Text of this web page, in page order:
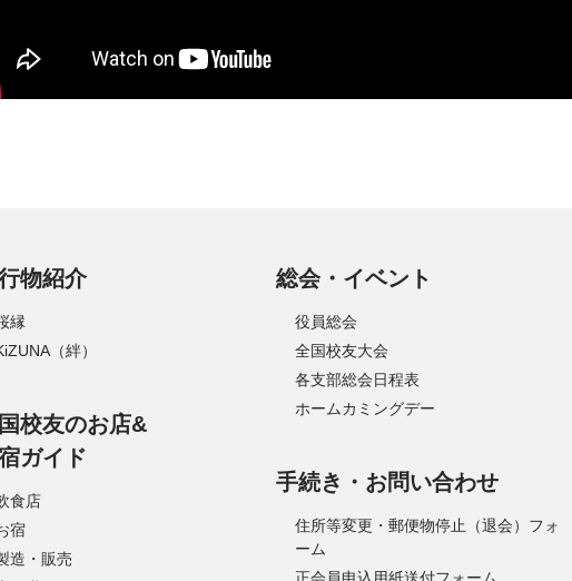
物紹介
縁
（絆）
校友のお店&
ガイド
食店
宿
造・販売
総会・イベント
役員総会
全国校友大会
各支部総会日程表
ホームカミングデー
手続き・お問い合わせ
住所等変更・郵便物停止（退会）フォ
ーム